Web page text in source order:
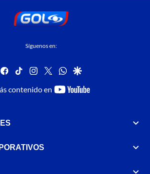
Síguenos en:
facebook
tiktok instagram
twitterwhatsapp
google
contenido en
youtube-